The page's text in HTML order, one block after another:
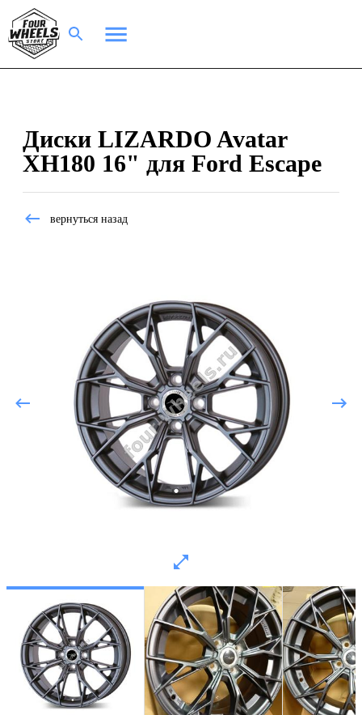
Диски LIZARDO Avatar
XH180 16" для Ford Escape
вернуться назад